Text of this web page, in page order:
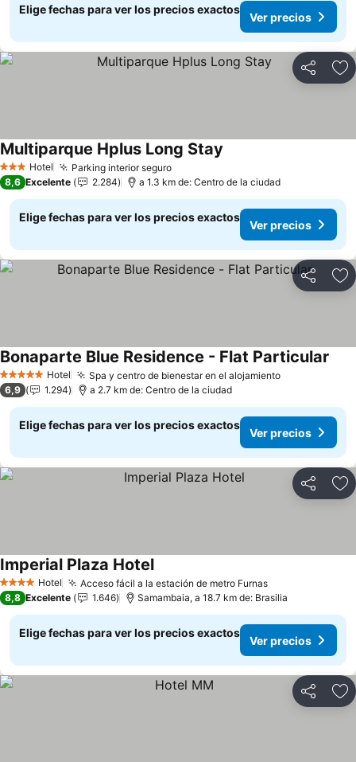
Elige fechas para ver los precios exactos
Ver precios
Compartir
3 Estrellas
Hotel Parking interior seguro
Multiparque Hplus Long Stay
8,6 Excelente 2.284 a 1.3 km de: Centro de la ciudad
Elige fechas para ver los precios exactos
Ver precios
Compartir
5 Estrellas Hotel Spa y centro de bienestar en el alojamiento
Bonaparte Blue Residence - Flat Particular
6,9 1.294 a 2.7 km de: Centro de la ciudad
Elige fechas para ver los precios exactos
Ver precios
Compartir
4 EstrellasHotel Acceso fácil a la estación de metro Furnas
Imperial Plaza Hotel
8,8 Excelente 1.646 Samambaia, a 18.7 km de: Brasilia
Elige fechas para ver los precios exactos
Ver precios
Compartir